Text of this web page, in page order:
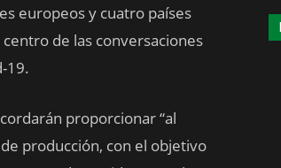
europeos y cuatro países
de las conversaciones
19.
proporcionar “al
producción, con el objetivo